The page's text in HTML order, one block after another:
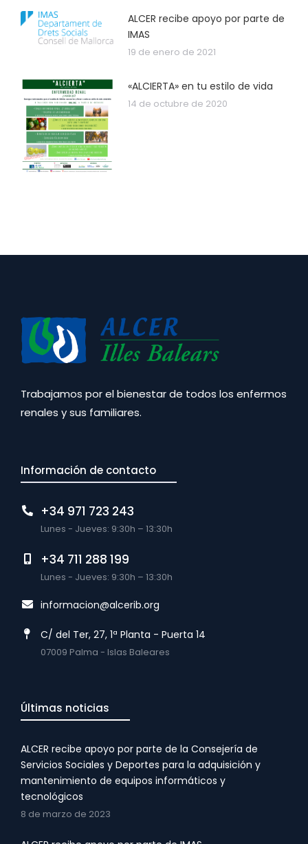
ALCER recibe apoyo por parte de
IMAS
19 de enero de 2021
«ALCIERTA» en tu estilo de vida
14 de octubre de 2020
Trabajamos por el bienestar de todos los enfermos
renales y sus familiares.
Información de contacto
+34 971 723 243
Lunes - Jueves: 9:30h – 13:30h
+34 711 288 199
Lunes - Jueves: 9:30h – 13:30h
informacion@alcerib.org
C/ del Ter, 27, 1ª Planta - Puerta 14
07009 Palma - Islas Baleares
Últimas noticias
ALCER recibe apoyo por parte de la Consejería de
Servicios Sociales y Deportes para la adquisición y
mantenimiento de equipos informáticos y
tecnológicos
8 de marzo de 2023